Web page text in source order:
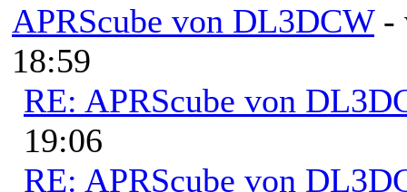
APRScube von DL3DCW -
18:59
RE: APRScube von
19:06
RE: APRScube von